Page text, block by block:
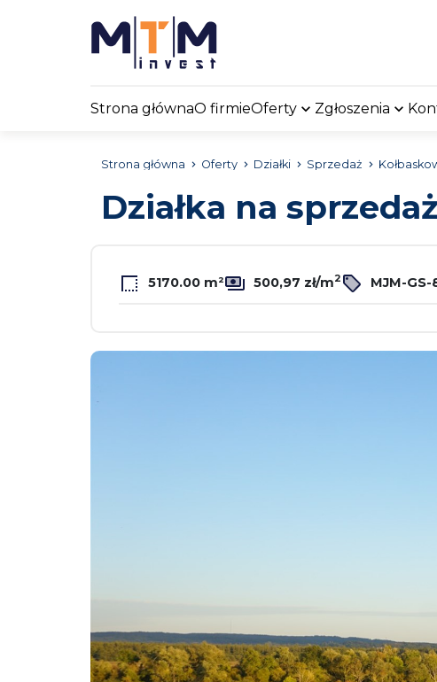
Strona głównaO firmieOferty Zgłoszenia
Strona główna Oferty Działki Sprzedaż
Działka na sprzedaż
5170.00 m² 500,97 zł/m2 MJM-GS-